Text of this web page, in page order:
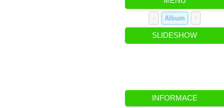
< Album >
SLIDESHOW
INFORMACE